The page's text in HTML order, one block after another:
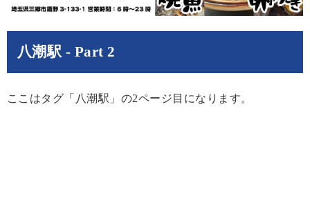
八潮駅 - Part 2
ここはタグ「八潮駅」の2ページ目になります。